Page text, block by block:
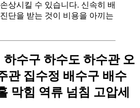
상시킬 수 있습니다. 신속히 배
단을 받는 것이 비용을 아끼는